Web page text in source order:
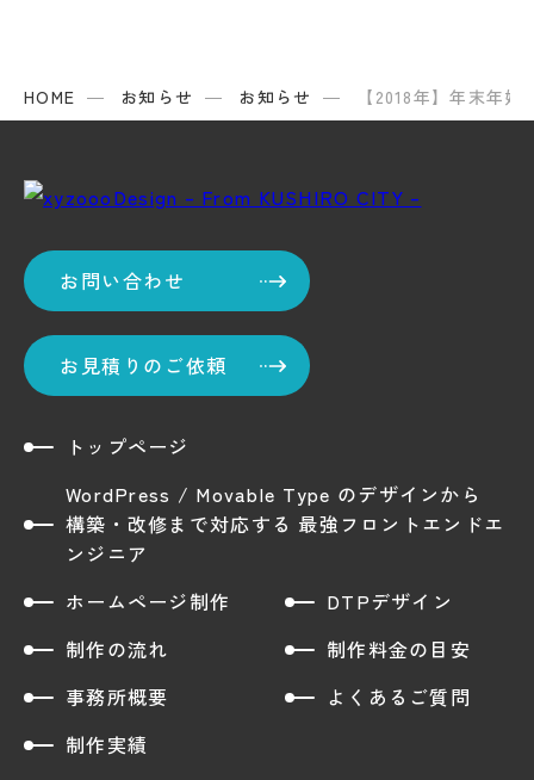
HOME お知らせ お知らせ 【2018年】年末年
お問い合わせ
お見積りのご依頼
トップページ
WordPress / Movable Type のデザインから
構築・改修まで対応する 最強フロントエンドエ
ンジニア
ホームページ制作
DTPデザイン
制作の流れ
制作料金の目安
事務所概要
よくあるご質問
制作実績